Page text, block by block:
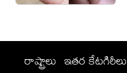
రాష్ట్రాలు ఇతర కేటగిరీలు